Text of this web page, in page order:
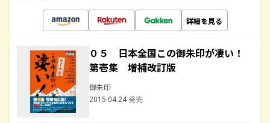
詳細を見る
０５ 日本全国この御朱印が凄い！
第壱集 増補改訂版
御朱印
2015.04.24 発売